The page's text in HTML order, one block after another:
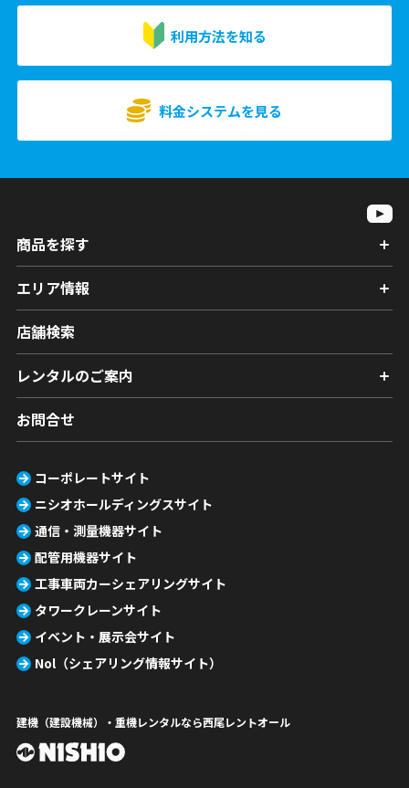
利用方法を知る
料金システムを見る
商品を探す
エリア情報
店舗検索
レンタルのご案内
お問合せ
コーポレートサイト
ニシオホールディングスサイト
通信・測量機器サイト
配管用機器サイト
工事車両カーシェアリングサイト
タワークレーンサイト
イベント・展示会サイト
Nol（シェアリング情報サイト）
建機（建設機械）・重機レンタルなら西尾レントオール